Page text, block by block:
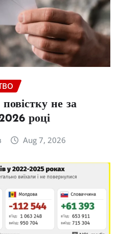
не за
році
Aug 7, 2026